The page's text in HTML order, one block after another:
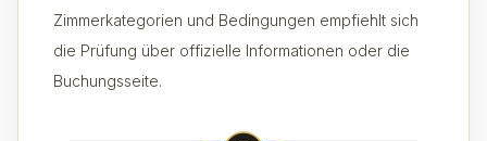
Zimmerkategorien und Bedingungen empfiehlt sich
die Prüfung über offizielle Informationen oder die
Buchungsseite.